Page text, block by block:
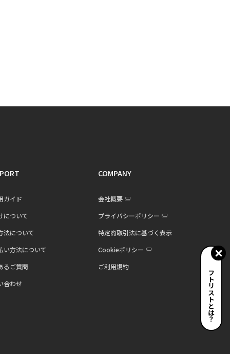
ギフトリストとは？
ガイド
について
法について
い方法について
るご質問
合わせ
COMPANY
会社概要
プライバシーポリシー
特定商取引法に基づく表示
Cookieポリシー
ご利用規約